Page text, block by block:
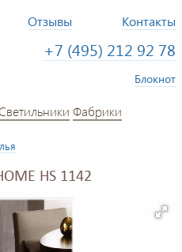
Отзывы Контакты
+7 (495) 212 92 78
Блокнот
Фабрики
HS 1142